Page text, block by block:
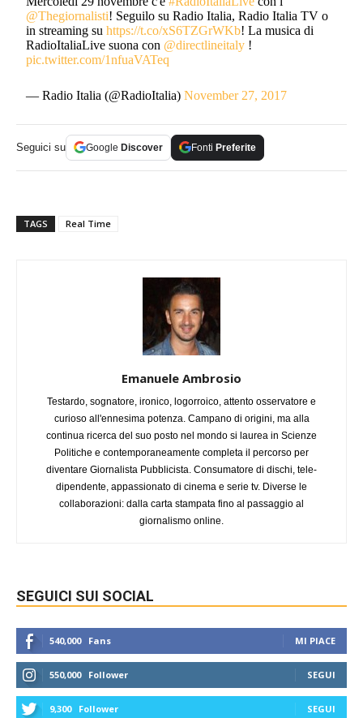
@Thegiornalisti! Seguilo su Radio Italia, Radio Italia TV o
in streaming suhttps://t.co/xS6TZGrWKb! La musica di
RadioItaliaLive suona con @directlineitaly !
pic.twitter.com/1nfuaVATeq
— Radio Italia (@RadioItalia)November 27, 2017
Seguici su Google Discover Fonti Preferite
TAGS Real Time
Emanuele Ambrosio
Testardo, sognatore, ironico, logorroico, attento osservatore e
curioso all'ennesima potenza. Campano di origini, ma alla
continua ricerca del suo posto nel mondo si laurea in Scienze
Politiche e contemporaneamente completa il percorso per
diventare Giornalista Pubblicista. Consumatore di dischi, tele-
dipendente, appassionato di cinema e serie tv. Diverse le
collaborazioni: dalla carta stampata fino al passaggio al
giornalismo online.
SEGUICI SUI SOCIAL
540,000 Fans MI PIACE
550,000 Follower SEGUI
9,300 Follower SEGUI